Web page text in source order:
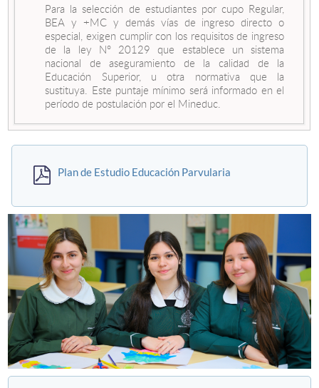
Para la selección de estudiantes por cupo Regular,
BEA y +MC y demás vías de ingreso directo o
especial, exigen cumplir con los requisitos de ingreso
de la ley N° 20129 que establece un sistema
nacional de aseguramiento de la calidad de la
Educación Superior, u otra normativa que la
sustituya. Este puntaje mínimo será informado en el
período de postulación por el Mineduc.
Plan de Estudio Educación Parvularia